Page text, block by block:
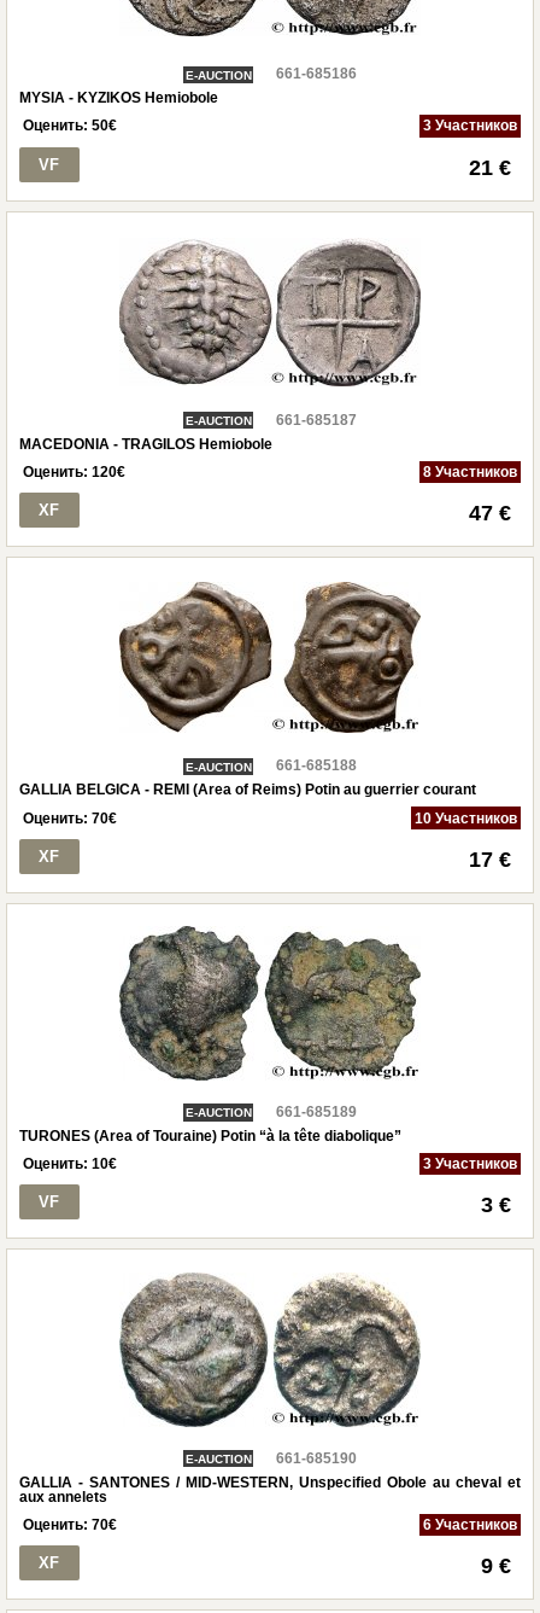
E-AUCTION
661-685186
MYSIA - KYZIKOS Hemiobole
Оценить: 50€ 3 Участников
VF 21 €
E-AUCTION
661-685187
MACEDONIA - TRAGILOS Hemiobole
Оценить: 120€ 8 Участников
XF 47 €
E-AUCTION
661-685188
GALLIA BELGICA - REMI (Area of Reims) Potin au guerrier courant
Оценить: 70€ 10 Участников
XF 17 €
E-AUCTION
661-685189
TURONES (Area of Touraine) Potin “à la tête diabolique”
Оценить: 10€ 3 Участников
VF 3 €
E-AUCTION
661-685190
GALLIA - SANTONES / MID-WESTERN, Unspecified Obole au cheval et
aux annelets
Оценить: 70€ 6 Участников
XF 9 €